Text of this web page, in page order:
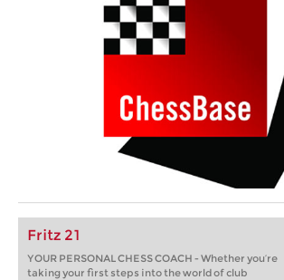
Fritz 21
YOUR PERSONAL CHESS COACH - Whether you’re
taking your first steps into the world of club